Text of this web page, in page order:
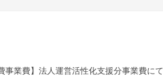
業費】法人運営活性化支援分事業費にて